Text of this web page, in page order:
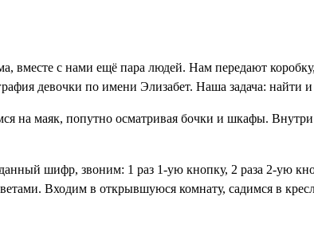
с нами ещё пара людей. Нам передают
девочки по имени Элизабет. Наша задача: найти
на маяк, попутно осматривая бочки и шкафы.
шифр, звоним: 1 раз 1-ую кнопку, 2 раза 2-ую
Входим в открывшуюся комнату, садимся в